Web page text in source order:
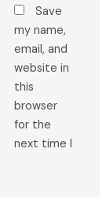
Save
my name,
email, and
website in
this
browser
for the
next time I